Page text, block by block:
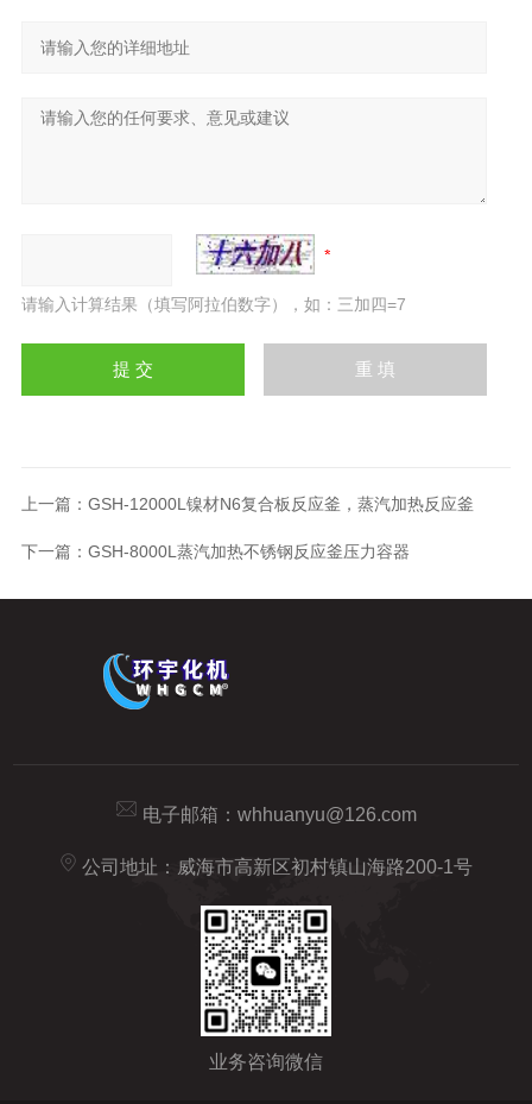
请输入计算结果（填写阿拉伯数字），如：三加四=7
上一篇： GSH-12000L镍材N6复合板反应釜，蒸汽加热反应釜
下一篇： GSH-8000L蒸汽加热不锈钢反应釜压力容器
电子邮箱： whhuanyu@126.com
公司地址：威海市高新区初村镇山海路200-1号
业务咨询微信